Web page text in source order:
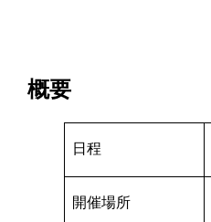
概要
日程
開催場所